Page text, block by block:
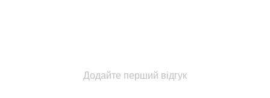
Додайте перший відгук